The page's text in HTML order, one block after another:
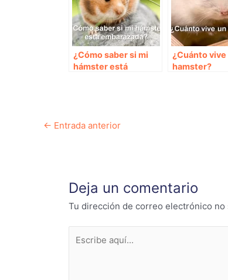
¿Cómo saber si mi
hámster está
¿Cuánto vive
hamster?
Navegación
← Entrada anterior
Deja un comentario
Tu dirección de correo electrónico no
aquí...